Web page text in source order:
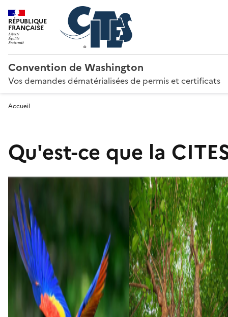
RÉPUBLIQUE
FRANÇAISE
Convention de Washington
Vos demandes dématérialisées de permis et certificats
Accueil
Qu'est-ce que la